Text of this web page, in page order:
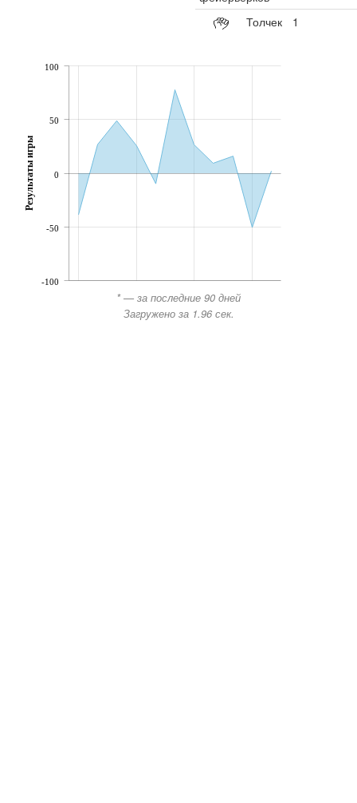
Толчек 1
-100
-50
0
50
100
Результаты игры
* — за последние 90 дней
Загружено за 1.96 сек.